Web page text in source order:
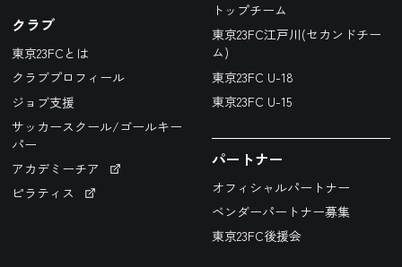
クラブ
東京23FCとは
クラブプロフィール
ジョブ支援
サッカースクール/ゴールキー
パー
アカデミーチア
ピラティス
トップチーム
東京23FC江戸川(セカンドチー
ム)
東京23FC U-18
東京23FC U-15
パートナー
オフィシャルパートナー
ベンダーパートナー募集
東京23FC後援会